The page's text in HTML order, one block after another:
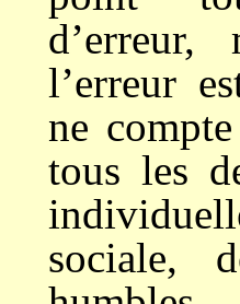
l’erreur
ne
tous les
sociale,